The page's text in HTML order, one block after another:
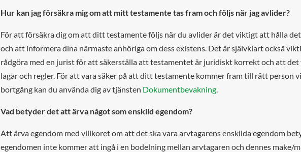
Hur kan jag försäkra mig om att mitt testamente tas fram och följs när jag avlider?
För att försäkra dig om att ditt testamente följs när du avlider är det viktigt att hålla
och att informera dina närmaste anhöriga om dess existens. Det är självklart också
rådgöra med en jurist för att säkerställa att testamentet är juridiskt korrekt och att det
lagar och regler. För att vara säker på att ditt testamente kommer fram till rätt person
bortgång kan du använda dig av tjänsten Dokumentbevakning
Vad betyder det att ärva något som enskild egendom?
Att ärva egendom med villkoret om att det ska vara arvtagarens enskilda egendom
egendomen inte kommer att ingå i en bodelning mellan arvtagaren och dennes make/